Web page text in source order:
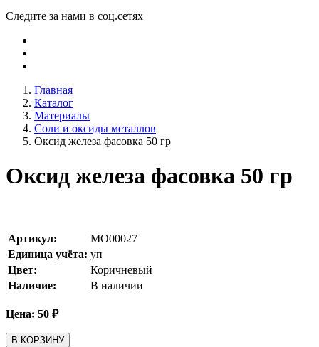
Следите за нами в соц.сетях
Главная
Каталог
Материалы
Соли и оксиды металлов
Оксид железа фасовка 50 гр
Оксид железа фасовка 50 гр
Артикул:
MO00027
Единица учёта: уп
Цвет:
Коричневый
Наличие:
В наличии
Цена: 50 ₽
В КОРЗИНУ